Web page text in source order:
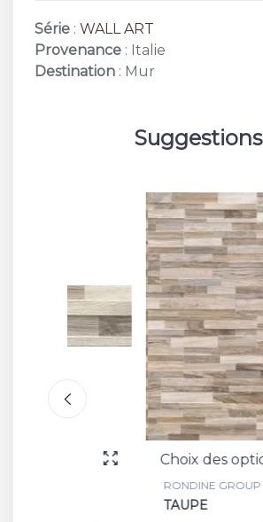
Série : WALL ART
Provenance : Italie
Destination : Mur
Suggestions
Choix des options
RONDINE GROUP - Carrelage